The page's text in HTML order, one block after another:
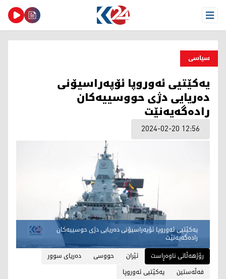
Open Menu
سیاسی
یەکێتیی ئەوروپا ئۆپەراسیۆنی
دەریایی دژی حووسییەکان
رادەگەیەنێت
2024-02-20 12:56
یەکێتیی ئەوروپا ئۆپەراسیۆنی دەریایی دژی حوسییەکان
رادەگەیەنێت
رۆژهەڵاتی ناوەڕاست
ئێران حووسی
دەریای سوور
فەڵەستین
یەکێتیی ئەوروپا